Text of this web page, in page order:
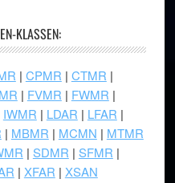
KLASSEN:
| CPMR | CTMR |
| FVMR | FWMR |
IWMR | LDAR | LFAR |
| MBMR | MCMN | MTMR
| SDMR | SFMR |
| XFAR | XSAN